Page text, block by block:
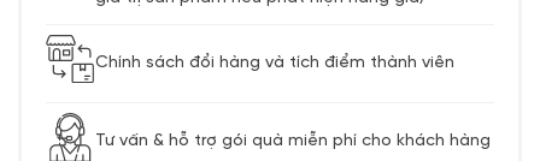
Chính sách đổi hàng và tích điểm thành viên
Tư vấn & hỗ trợ gói quà miễn phí cho khách hàng